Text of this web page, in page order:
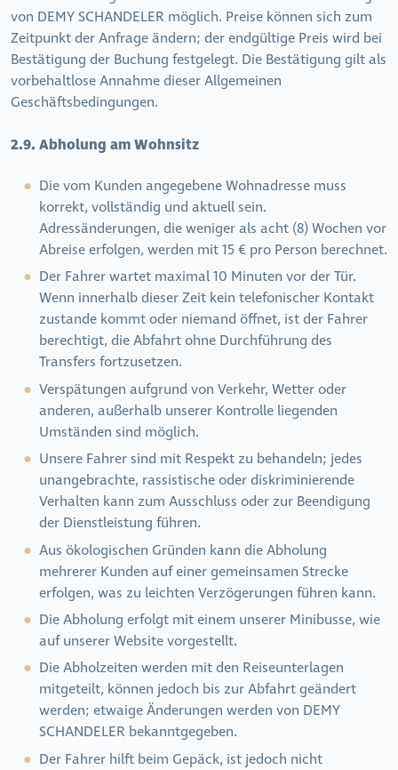
von DEMY SCHANDELER möglich. Preise können sich zum
Zeitpunkt der Anfrage ändern; der endgültige Preis wird bei
Bestätigung der Buchung festgelegt. Die Bestätigung gilt als
vorbehaltlose Annahme dieser Allgemeinen
Geschäftsbedingungen.
2.9. Abholung am Wohnsitz
Die vom Kunden angegebene Wohnadresse muss
korrekt, vollständig und aktuell sein.
Adressänderungen, die weniger als acht (8) Wochen vor
Abreise erfolgen, werden mit 15 € pro Person berechnet.
Der Fahrer wartet maximal 10 Minuten vor der Tür.
Wenn innerhalb dieser Zeit kein telefonischer Kontakt
zustande kommt oder niemand öffnet, ist der Fahrer
berechtigt, die Abfahrt ohne Durchführung des
Transfers fortzusetzen.
Verspätungen aufgrund von Verkehr, Wetter oder
anderen, außerhalb unserer Kontrolle liegenden
Umständen sind möglich.
Unsere Fahrer sind mit Respekt zu behandeln; jedes
unangebrachte, rassistische oder diskriminierende
Verhalten kann zum Ausschluss oder zur Beendigung
der Dienstleistung führen.
Aus ökologischen Gründen kann die Abholung
mehrerer Kunden auf einer gemeinsamen Strecke
erfolgen, was zu leichten Verzögerungen führen kann.
Die Abholung erfolgt mit einem unserer Minibusse, wie
auf unserer Website vorgestellt.
Die Abholzeiten werden mit den Reiseunterlagen
mitgeteilt, können jedoch bis zur Abfahrt geändert
werden; etwaige Änderungen werden von DEMY
SCHANDELER bekanntgegeben.
Der Fahrer hilft beim Gepäck, ist jedoch nicht